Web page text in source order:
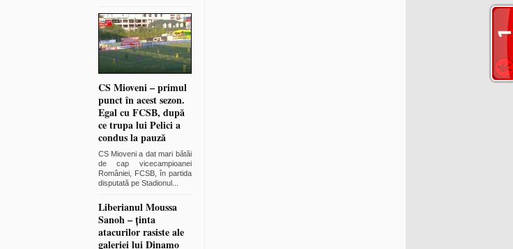
CS Mioveni – primul
punct în acest sezon.
Egal cu FCSB, după
ce trupa lui Pelici a
condus la pauză
CS Mioveni a dat mari bătăi
de cap vicecampioanei
României, FCSB, în partida
disputată pe Stadionul...
Liberianul Moussa
Sanoh – ținta
atacurilor rasiste ale
galeriei lui Dinamo